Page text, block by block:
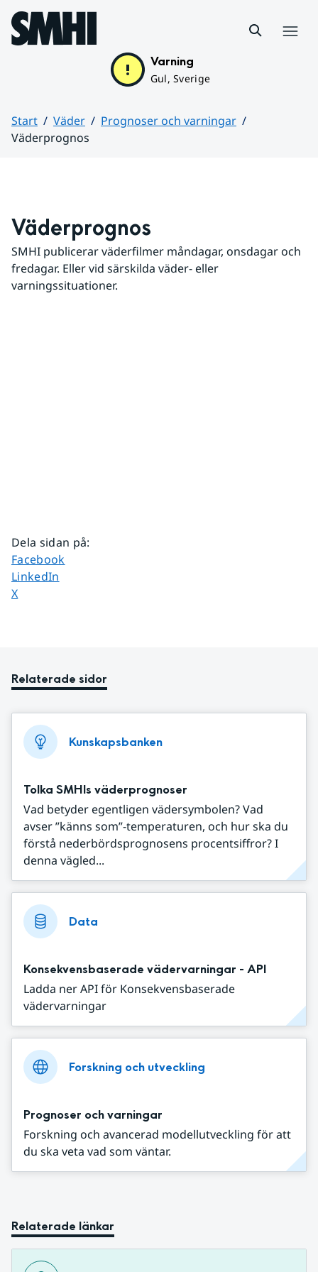
Hoppa till sidans innehåll
Varning
Gul, Sverige
Start Väder
Prognoser och varningar
Väderprognos
Väderprognos
SMHI publicerar väderfilmer måndagar, onsdagar och
fredagar. Eller vid särskilda väder- eller
varningssituationer.
Dela sidan på:
Dela sidan på
Facebook
Dela sidan på
LinkedIn
Dela sidan på
X
Relaterade sidor
Kunskapsbanken
Tolka SMHIs väderprognoser
Vad betyder egentligen vädersymbolen? Vad
avser ”känns som”-temperaturen, och hur ska du
förstå nederbördsprognosens procentsiffror? I
denna vägled...
Data
Konsekvensbaserade vädervarningar - API
Ladda ner API för Konsekvensbaserade
vädervarningar
Forskning och utveckling
Prognoser och varningar
Forskning och avancerad modellutveckling för att
du ska veta vad som väntar.
Relaterade länkar